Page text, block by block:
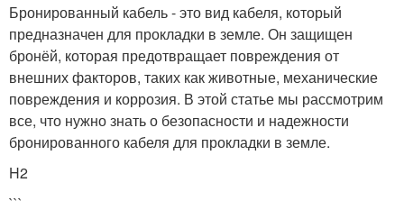
Бронированный кабель - это вид кабеля, который
предназначен для прокладки в земле. Он защищен
бронёй, которая предотвращает повреждения от
внешних факторов, таких как животные, механические
повреждения и коррозия. В этой статье мы рассмотрим
все, что нужно знать о безопасности и надежности
бронированного кабеля для прокладки в земле.
H2
```